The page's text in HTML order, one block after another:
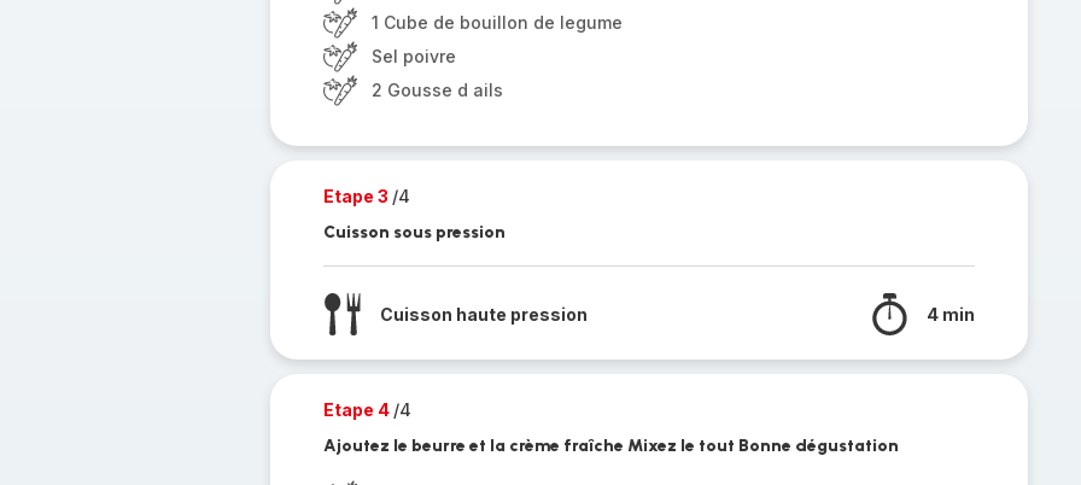
1 Cube de bouillon de legume
Sel poivre
2 Gousse d ails
Etape 3 /4
Cuisson sous pression
Cuisson haute pression 4 min
Etape 4 /4
Ajoutez le beurre et la crème fraîche Mixez le tout Bonne dégustation